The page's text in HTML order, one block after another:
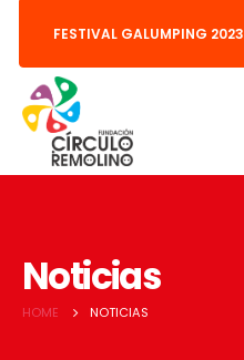
FESTIVAL GALUMPING 2023
Noticias
HOME NOTICIAS